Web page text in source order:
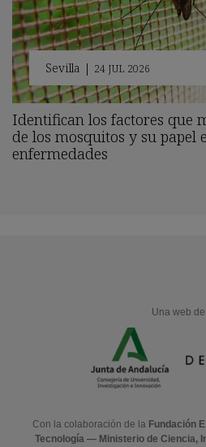
Sevilla | 24 JUL 2026
Identifican los factores que
de los mosquitos y su papel
enfermedades
Una web de:
Con la colaboración de la Fundación
Tecnología — Ministerio de Ciencia,